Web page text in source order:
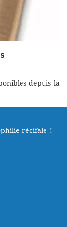
depuis la
récifale !